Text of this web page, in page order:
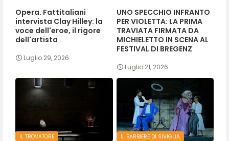
Opera. Fattitaliani
intervista Clay Hilley: la
voce dell'eroe, il rigore
dell'artista
Luglio 29, 2026
UNO SPECCHIO INFRANTO
PER VIOLETTA: LA PRIMA
TRAVIATA FIRMATA DA
MICHIELETTO IN SCENA AL
FESTIVAL DI BREGENZ
Luglio 21, 2026
IL TROVATORE IL BARBIERE DI SIVIGLIA